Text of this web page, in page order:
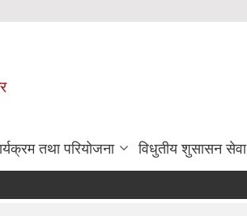
तथा परियोजना विधुतीय शुसासन सेवा